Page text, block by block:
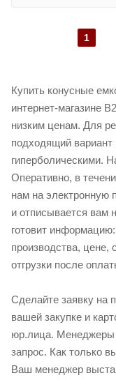
1
Купить конусные
интернет-магазине
низким ценам. Для
подходящий вариант
гиперболическими.
Оперативно, в
нам на электронную
и отписывается вам
готовит
производства, цене,
отгрузки после
Сделайте заявку на
вашей закупке и
юр.лица. Менеджеры
запрос. Как только
Ваш менеджер